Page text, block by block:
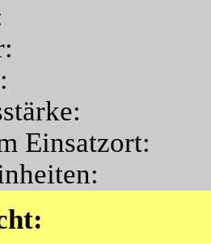
Einsatzort: